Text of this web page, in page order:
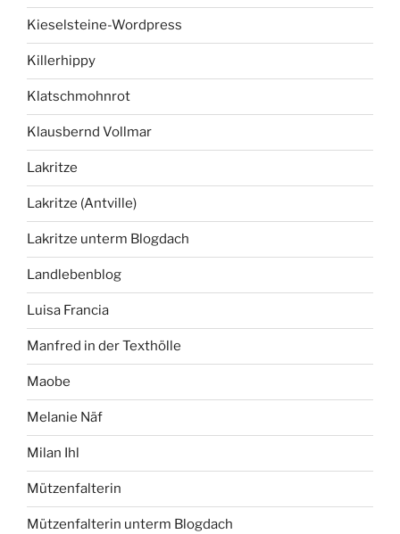
Kieselsteine-Wordpress
Killerhippy
Klatschmohnrot
Klausbernd Vollmar
Lakritze
Lakritze (Antville)
Lakritze unterm Blogdach
Landlebenblog
Luisa Francia
Manfred in der Texthölle
Maobe
Melanie Näf
Milan Ihl
Mützenfalterin
Mützenfalterin unterm Blogdach